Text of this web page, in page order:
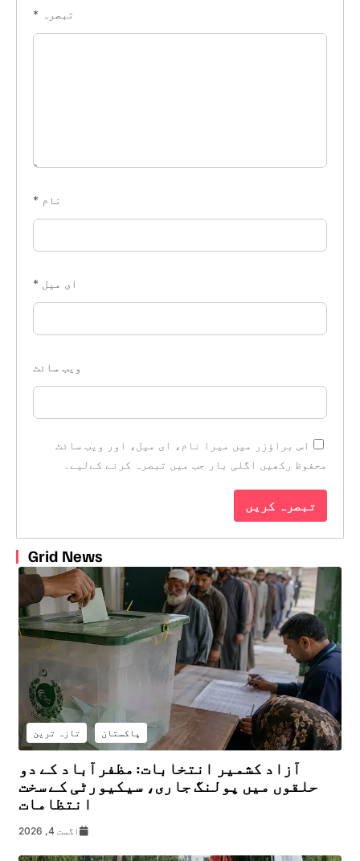
تبصرہ *
نام *
ای میل *
ویب‌ سائٹ
اس براؤزر میں میرا نام، ای میل، اور ویب سائٹ
محفوظ رکھیں اگلی بار جب میں تبصرہ کرنے کےلیے۔
Grid News
پاکستان تازہ ترین
آزاد کشمیر انتخابات: مظفرآباد کے دو
حلقوں میں پولنگ جاری، سیکیورٹی کے سخت
انتظامات
اگست 4, 2026